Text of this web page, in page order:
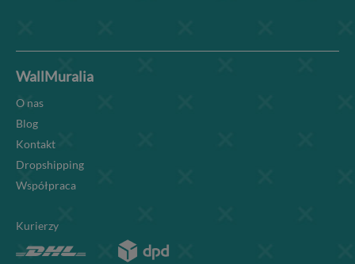
WallMuralia
O nas
Blog
Kontakt
Dropshipping
Współpraca
Kurierzy